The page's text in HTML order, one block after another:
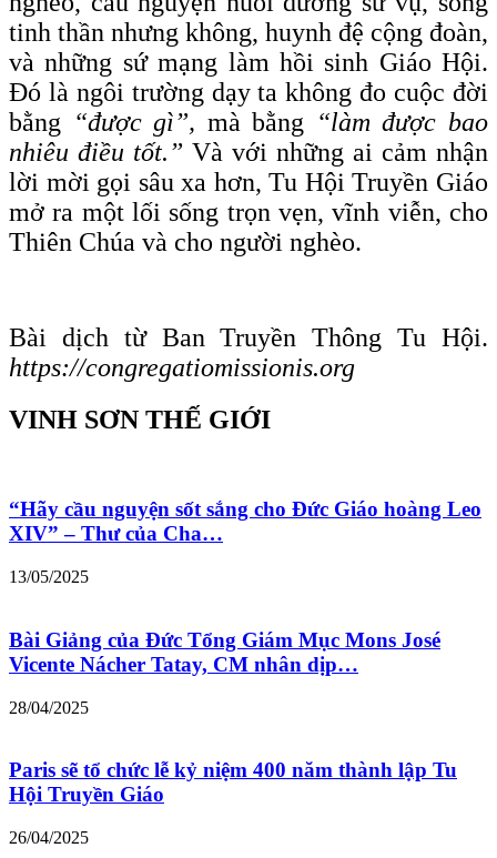
tinh thần nhưng không, huynh đệ cộng đoàn,
và những sứ mạng làm hồi sinh Giáo Hội.
Đó là ngôi trường dạy ta không đo cuộc đời
bằng “được gì”, mà bằng “làm được bao
nhiêu điều tốt.” Và với những ai cảm nhận
lời mời gọi sâu xa hơn, Tu Hội Truyền Giáo
mở ra một lối sống trọn vẹn, vĩnh viễn, cho
Thiên Chúa và cho người nghèo.
Bài dịch từ Ban Truyền Thông Tu Hội.
https://congregatiomissionis.org
VINH SƠN THẾ GIỚI
“Hãy cầu nguyện sốt sắng cho Đức Giáo hoàng Leo
XIV” – Thư của Cha…
13/05/2025
Bài Giảng của Đức Tổng Giám Mục Mons José
Vicente Nácher Tatay, CM nhân dịp…
28/04/2025
Paris sẽ tổ chức lễ kỷ niệm 400 năm thành lập Tu
Hội Truyền Giáo
26/04/2025